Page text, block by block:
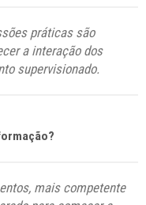
práticas são
a interação dos
supervisionado.
mais competente